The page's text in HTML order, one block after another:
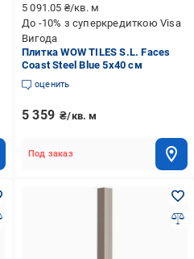
5 091.05 ₴/кв. м
До -10% з суперкредиткою Visa
Вигода
Плитка WOW TILES S.L. Faces
Coast Steel Blue 5x40 см
оценить
5 359 ₴/кв. м
Под заказ